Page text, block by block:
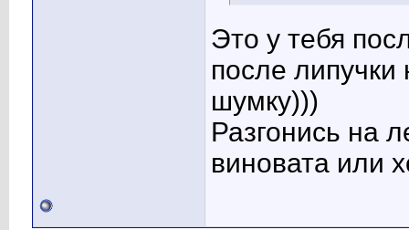
Это у тебя
после липучки
шумку)))
Разгонись на
виновата или